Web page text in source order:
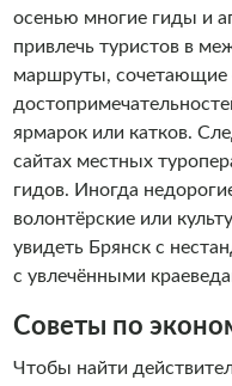
осенью многие гиды и
привлечь туристов в
маршруты, сочетающие
ярмарок или катков.
сайтах местных
гидов. Иногда
волонтёрские или
увидеть Брянск с
с увлечёнными
Советы по
Чтобы найти